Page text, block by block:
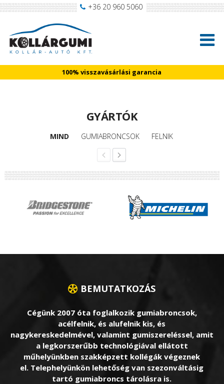
+36 20 960 5060
100% visszavásárlási garancia
GYÁRTÓK
MIND GUMIABRONCSOK FELNIK
BEMUTATKOZÁS
Cégünk 2007 óta foglalkozik gumiabroncsok,
acélfelnik, és alufelnik kis, és
nagykereskedelmével, valamint gumiszereléssel, amit
a legkorszerűbb technológiával ellátott
műhelyünkben szakképzett kollégák végeznek
el. Telephelyünkön lehetőség van szezonváltásig
tartó gumiabroncs tárolásra is.